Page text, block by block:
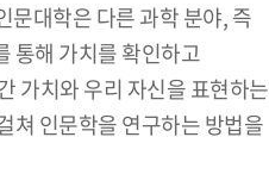
문대학은 다른 과학 분야, 즉
통해 가치를 확인하고
가치와 우리 자신을 표현하는
쳐 인문학을 연구하는 방법을